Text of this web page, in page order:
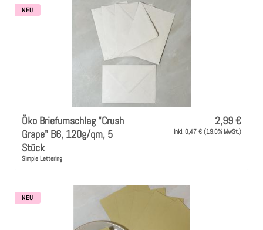
NEU
Öko Briefumschlag "Crush
Grape" B6, 120g/qm, 5
Stück
Simple Lettering
2,99 €
inkl. 0,47 € (19.0% MwSt.)
NEU